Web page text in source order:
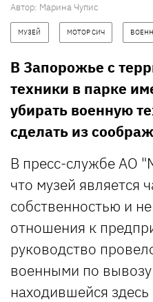
Автор: Марина Чупис
МУЗЕЙ МОТОР СИЧ
В Запорожье с
техники в парке
убирать военную
сделать из
В пресс-службе АО
что музей является
собственностью и
отношения к
руководство
военными по вывозу
находившейся здесь